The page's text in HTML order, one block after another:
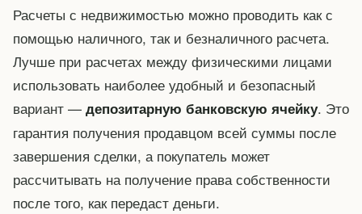
Расчеты с недвижимостью можно проводить как с
помощью наличного, так и безналичного расчета.
Лучше при расчетах между физическими лицами
использовать наиболее удобный и безопасный
вариант — депозитарную банковскую ячейку. Это
гарантия получения продавцом всей суммы после
завершения сделки, а покупатель может
рассчитывать на получение права собственности
после того, как передаст деньги.